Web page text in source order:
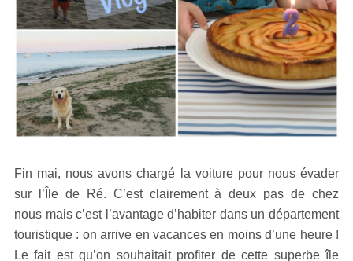
Fin mai, nous avons chargé la voiture pour nous évader
sur l’Île de Ré. C’est clairement à deux pas de chez
nous mais c’est l’avantage d’habiter dans un département
touristique : on arrive en vacances en moins d’une heure !
Le fait est qu’on souhaitait profiter de cette superbe île